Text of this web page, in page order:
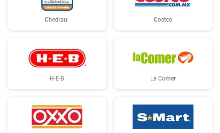
Chedraui Costco
H-E-B La Comer